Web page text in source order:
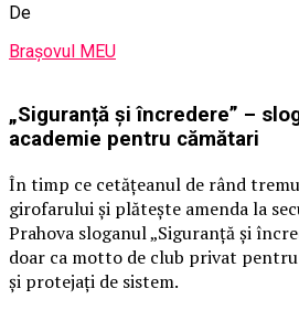
De
Brașovul MEU
„Siguranță și încredere” –
academie pentru cămătari
În timp ce cetățeanul de rând
girofarului și plătește amenda la
Prahova sloganul „Siguranță și
doar ca motto de club privat
și protejați de sistem.